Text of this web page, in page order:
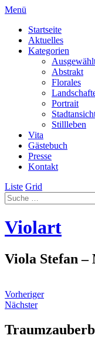
Menü
Startseite
Aktuelles
Kategorien
Abstrakt
Florales
Portrait
Stillleben
Vita
Gästebuch
Presse
Kontakt
Liste Grid
Violart
Viola Stefan –
Vorheriger
Nächster